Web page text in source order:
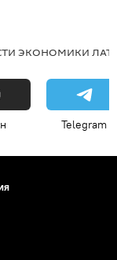
ЭКОНОМИКИ
Telegram